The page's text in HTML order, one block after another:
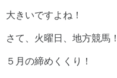
大きいですよね！
さて、火曜日、地方競馬！
５月の締めくくり！